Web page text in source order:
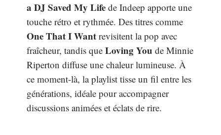
a DJ Saved My Life de Indeep apporte une
touche rétro et rythmée. Des titres comme
One That I Want revisitent la pop avec
fraîcheur, tandis que Loving You de Minnie
Riperton diffuse une chaleur lumineuse. À
ce moment-là, la playlist tisse un fil entre les
générations, idéale pour accompagner
discussions animées et éclats de rire.